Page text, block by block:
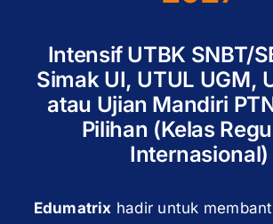
Intensif UTBK SNBT/
Simak UI, UTUL UGM,
atau Ujian Mandiri
Pilihan (Kelas
Internasional)
Edumatrix hadir untuk